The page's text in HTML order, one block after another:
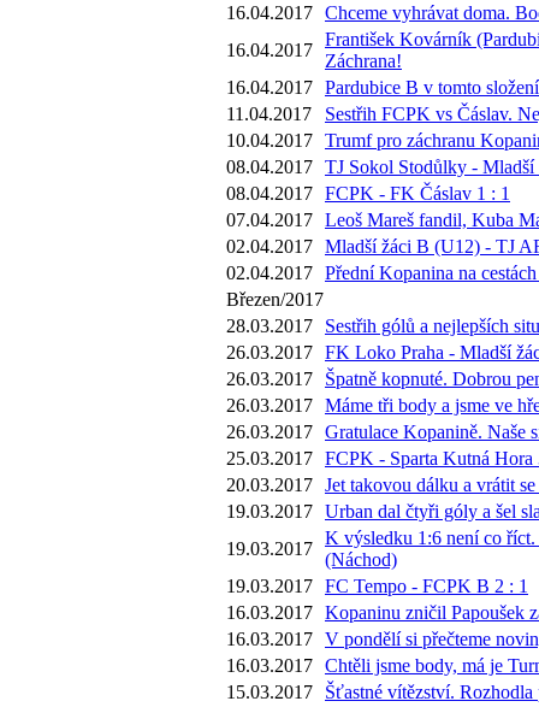
16.04.2017 Chceme vyhrávat doma.
16.04.2017
František Kovárník
Záchrana!
16.04.2017 Pardubice B v tomto
11.04.2017
Sestřih FCPK vs Čáslav.
10.04.2017 Trumf pro záchranu
08.04.2017 TJ Sokol Stodůlky -
08.04.2017 FCPK - FK Čáslav 1 : 1
07.04.2017 Leoš Mareš fandil, Kuba
02.04.2017 Mladší žáci B (U12) - TJ
02.04.2017 Přední Kopanina na
Březen/2017
28.03.2017
Sestřih gólů a nejlepších
26.03.2017 FK Loko Praha - Mladší
26.03.2017
Špatně kopnuté. Dobrou
26.03.2017 Máme tři body a jsme ve
26.03.2017 Gratulace Kopanině. Naše
25.03.2017 FCPK - Sparta Kutná Hora
20.03.2017 Jet takovou dálku a vrátit
19.03.2017 Urban dal čtyři góly a šel
19.03.2017
K výsledku 1:6 není co
(Náchod)
19.03.2017 FC Tempo - FCPK B 2 : 1
16.03.2017 Kopaninu zničil Papoušek
16.03.2017 V pondělí si přečteme
16.03.2017 Chtěli jsme body, má je
15.03.2017
Šťastné vítězství.